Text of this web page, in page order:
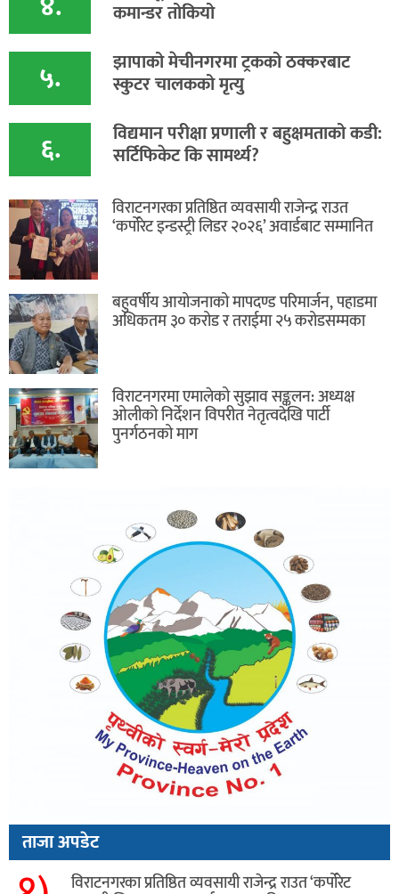
कमान्डर तोकियो
५. ​झापाको मेचीनगरमा ट्रकको ठक्करबाट
स्कुटर चालकको मृत्यु
६. विद्यमान परीक्षा प्रणाली र बहुक्षमताको कडी:
सर्टिफिकेट कि सामर्थ्य?
विराटनगरका प्रतिष्ठित व्यवसायी राजेन्द्र राउत
‘कर्पोरेट इन्डस्ट्री लिडर २०२६’ अवार्डबाट सम्मानित
बहुवर्षीय आयोजनाको मापदण्ड परिमार्जन, पहाडमा
अधिकतम ३० करोड र तराईमा २५ करोडसम्मका
विराटनगरमा एमालेको सुझाव सङ्कलन: अध्यक्ष
ओलीको निर्देशन विपरीत नेतृत्वदेखि पार्टी
पुनर्गठनको माग
ताजा अपडेट
विराटनगरका प्रतिष्ठित व्यवसायी राजेन्द्र राउत ‘कर्पोरेट